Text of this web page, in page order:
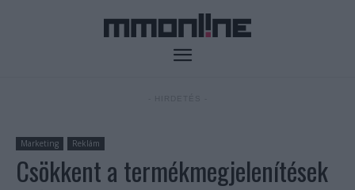
Marketing Reklám
Csökkent a termékmegjelenítések